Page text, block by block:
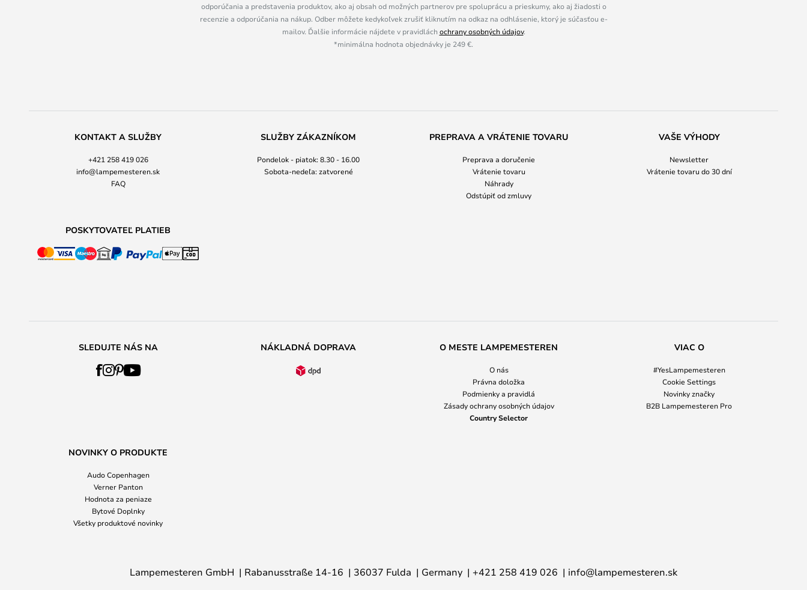
odporúčania a predstavenia produktov, ako aj obsah od možných partnerov pre spoluprácu a prieskumy, ako aj žiadosti o
recenzie a odporúčania na nákup. Odber môžete kedykoľvek zrušiť kliknutím na odkaz na odhlásenie, ktorý je súčasťou e-
mailov. Ďalšie informácie nájdete v pravidláchochrany osobných údajov.
*minimálna hodnota objednávky je 249 €.
KONTAKT A SLUŽBY
+421 258 419 026
info@lampemesteren.sk
FAQ
SLUŽBY ZÁKAZNÍKOM
Pondelok - piatok: 8.30 - 16.00
Sobota-nedeľa: zatvorené
PREPRAVA A VRÁTENIE TOVARU
Preprava a doručenie
Vrátenie tovaru
Náhrady
Odstúpiť od zmluvy
VAŠE VÝHODY
Newsletter
Vrátenie tovaru do 30 dní
POSKYTOVATEĽ PLATIEB
SLEDUJTE NÁS NA NÁKLADNÁ DOPRAVA O MESTE LAMPEMESTEREN
O nás
Právna doložka
Podmienky a pravidlá
Zásady ochrany osobných údajov
Country Selector
VIAC O
#YesLampemesteren
Cookie Settings
Novinky značky
B2B Lampemesteren Pro
NOVINKY O PRODUKTE
Audo Copenhagen
Verner Panton
Hodnota za peniaze
Bytové Doplnky
Všetky produktové novinky
Lampemesteren GmbH Rabanusstraße 14-16 36037 Fulda Germany +421 258 419 026 info@lampemesteren.sk